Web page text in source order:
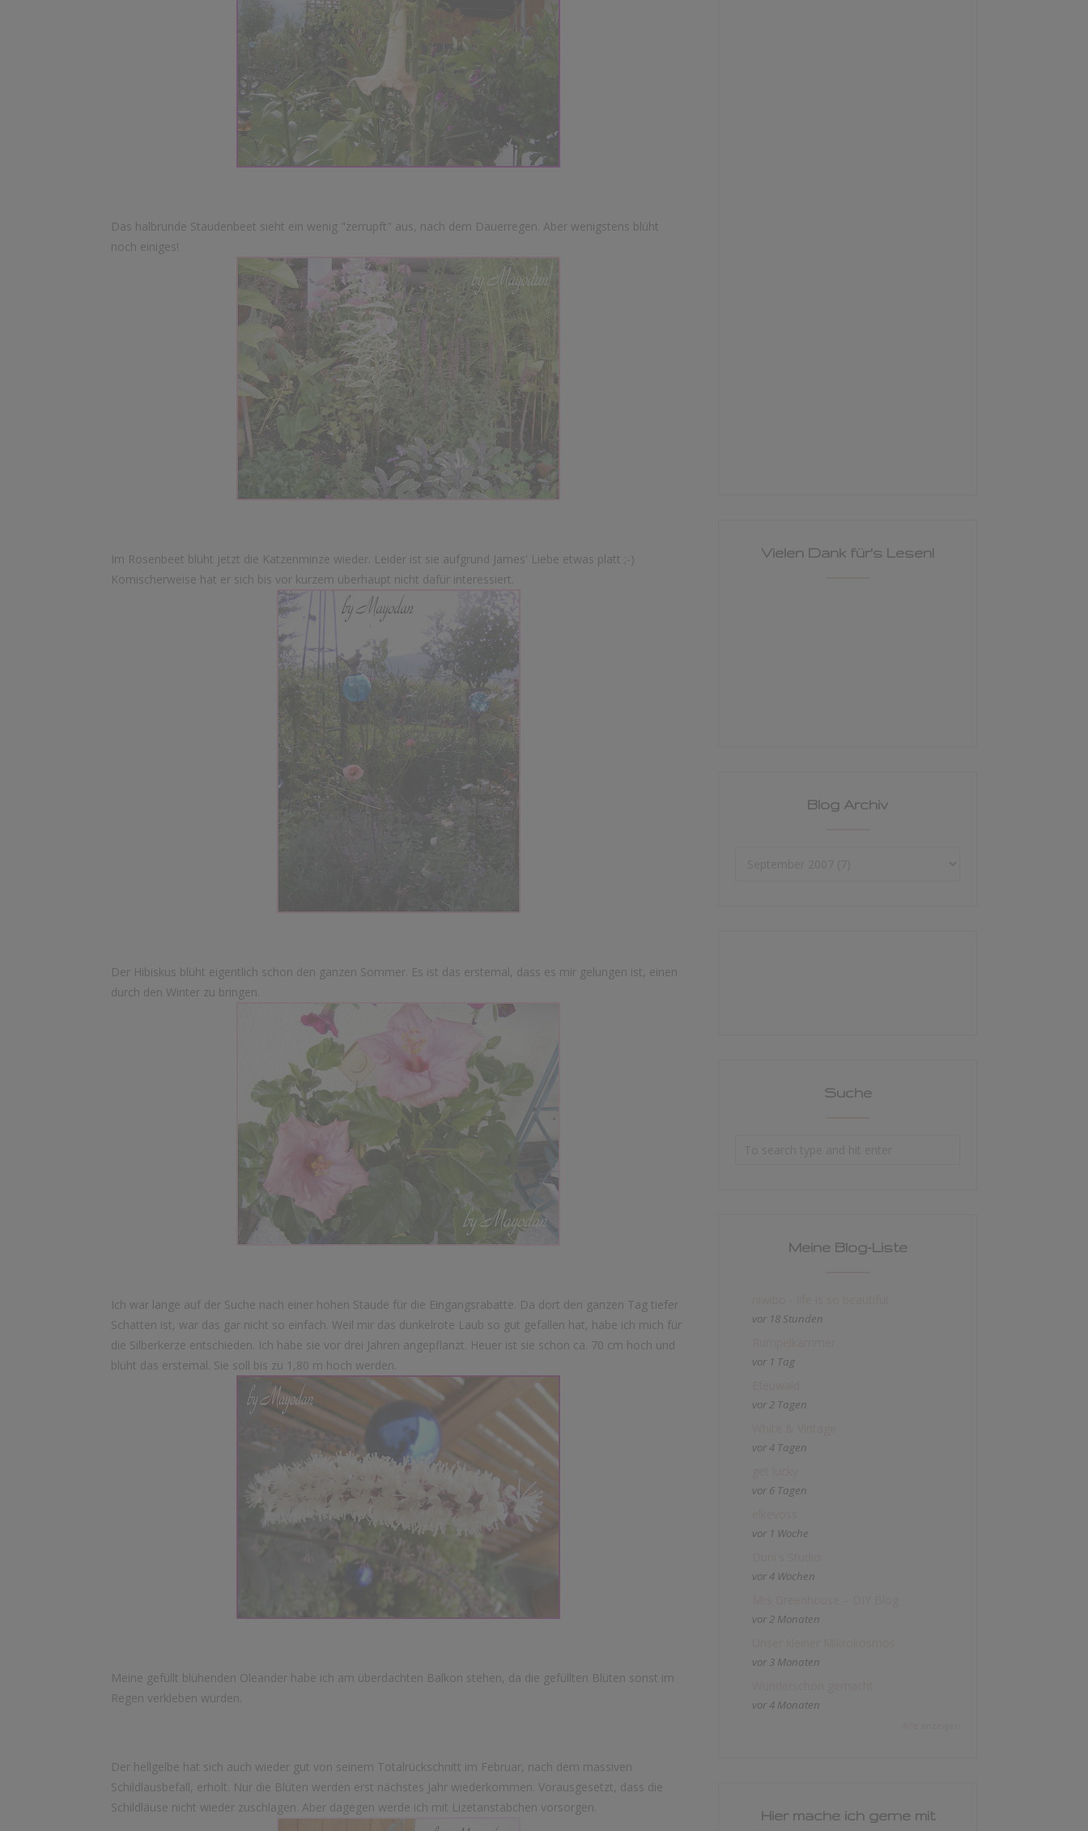
Das halbrunde Staudenbeet sieht ein wenig "zerrupft" aus, nach dem Dauerregen. Aber wenigstens blüht
noch einiges!
Im Rosenbeet blüht jetzt die Katzenminze wieder. Leider ist sie aufgrund James' Liebe etwas platt ;-)
Komischerweise hat er sich bis vor kurzem überhaupt nicht dafür interessiert.
Der Hibiskus blüht eigentlich schon den ganzen Sommer. Es ist das erstemal, dass es mir gelungen ist, einen
durch den Winter zu bringen.
Ich war lange auf der Suche nach einer hohen Staude für die Eingangsrabatte. Da dort den ganzen Tag tiefer
Schatten ist, war das gar nicht so einfach. Weil mir das dunkelrote Laub so gut gefallen hat, habe ich mich für
die Silberkerze entschieden. Ich habe sie vor drei Jahren angepflanzt. Heuer ist sie schon ca. 70 cm hoch und
blüht das erstemal. Sie soll bis zu 1,80 m hoch werden.
Meine gefüllt blühenden Oleander habe ich am überdachten Balkon stehen, da die gefüllten Blüten sonst im
Regen verkleben würden.
Der hellgelbe hat sich auch wieder gut von seinem Totalrückschnitt im Februar, nach dem massiven
Schildlausbefall, erholt. Nur die Blüten werden erst nächstes Jahr wiederkommen. Vorausgesetzt, dass die
Schildläuse nicht wieder zuschlagen. Aber dagegen werde ich mit Lizetanstäbchen vorsorgen.
Vielen Dank für's Lesen!
Blog Archiv
Suche
Meine Blog-Liste
vor 18 Stunden
vor 1 Tag
vor 2 Tagen
vor 4 Tagen
vor 6 Tagen
vor 1 Woche
vor 4 Wochen
vor 2 Monaten
vor 3 Monaten
vor 4 Monaten
Hier mache ich gerne mit